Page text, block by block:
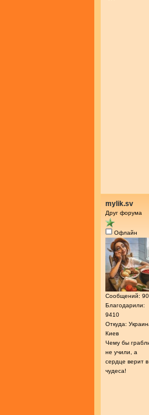
mylik.sv
Друг форума
Офлайн
Сообщений:
Благодарили:
9410
Откуда:
Киев
Чему бы
не учили, а
сердце верит в
чудеса!